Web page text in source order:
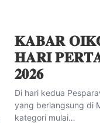
𝐊𝐀𝐁𝐀𝐑
𝐇𝐀𝐑𝐈
𝟐𝟎𝟐𝟔
Di hari kedua
yang berlangsung di
kategori mulai…